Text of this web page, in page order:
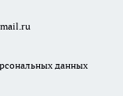
данных